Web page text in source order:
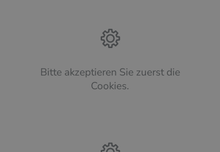
Bitte akzeptieren Sie zuerst die
Cookies.